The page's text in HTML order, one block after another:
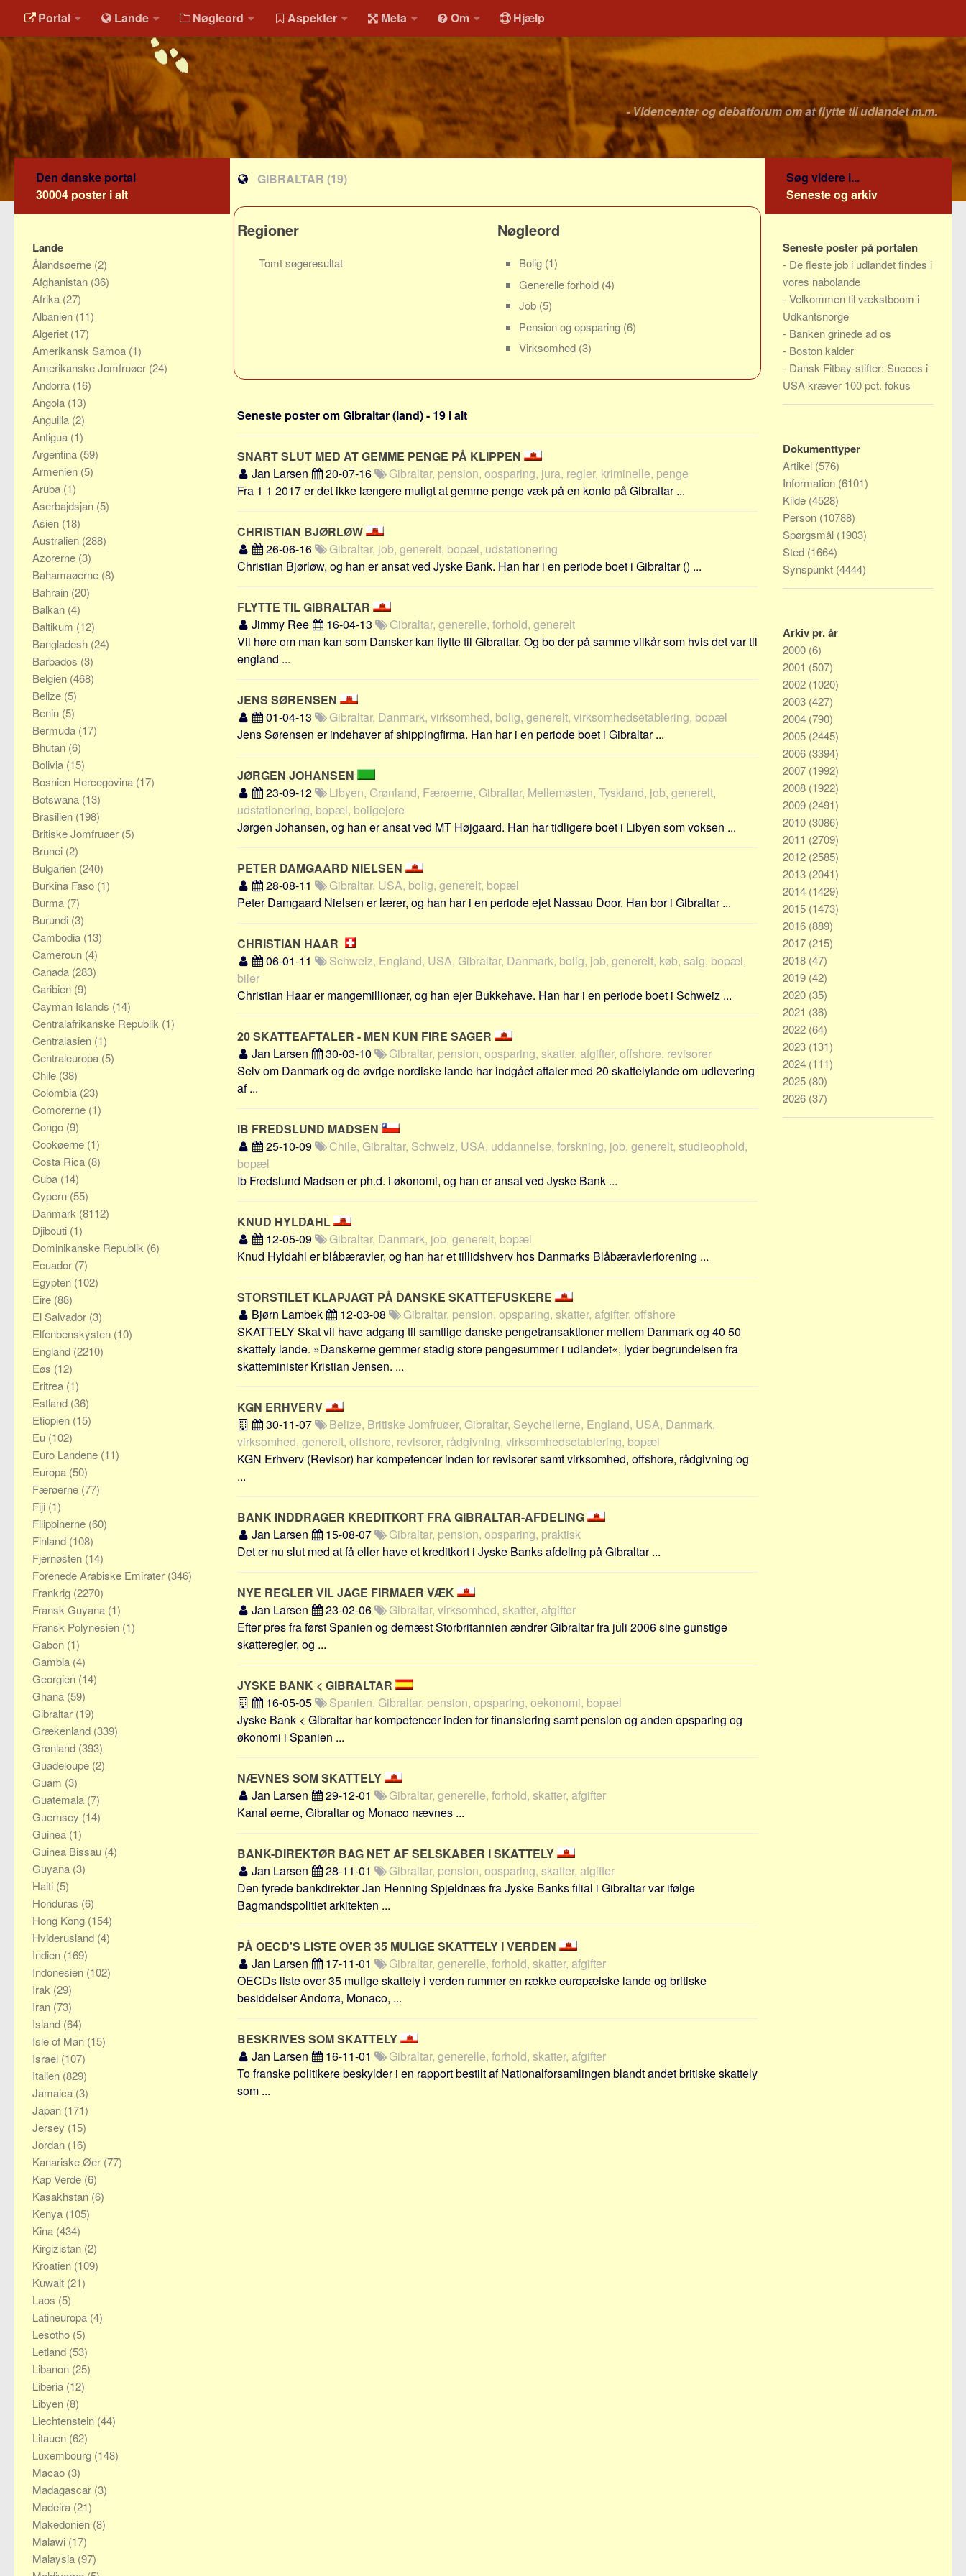
Portal Lande Nøgleord Aspekter Meta Om Hjælp
- Videncenter og debatforum om at flytte til udlandet m.m.
GIBRALTAR (19)
Regioner
Tomt søgeresultat
Nøgleord
Bolig (1)
Generelle forhold (4)
Job (5)
Pension og opsparing (6)
Virksomhed (3)
Seneste poster om Gibraltar (land) - 19 i alt
SNART SLUT MED AT GEMME PENGE PÅ KLIPPEN
Jan Larsen
20-07-16
Gibraltar, pension, opsparing, jura, regler, kriminelle, penge
Fra 1 1 2017 er det ikke længere muligt at gemme penge væk på en konto på Gibraltar ...
CHRISTIAN BJØRLØW
26-06-16
Gibraltar, job, generelt, bopæl, udstationering
Christian Bjørløw, og han er ansat ved Jyske Bank. Han har i en periode boet i Gibraltar () ...
FLYTTE TIL GIBRALTAR
Jimmy Ree
16-04-13
Gibraltar, generelle, forhold, generelt
Vil høre om man kan som Dansker kan flytte til Gibraltar. Og bo der på samme vilkår som hvis det var til
england ...
JENS SØRENSEN
01-04-13
Gibraltar, Danmark, virksomhed, bolig, generelt, virksomhedsetablering, bopæl
Jens Sørensen er indehaver af shippingfirma. Han har i en periode boet i Gibraltar ...
JØRGEN JOHANSEN
23-09-12
Libyen, Grønland, Færøerne, Gibraltar, Mellemøsten, Tyskland, job, generelt,
udstationering, bopæl, boligejere
Jørgen Johansen, og han er ansat ved MT Højgaard. Han har tidligere boet i Libyen som voksen ...
PETER DAMGAARD NIELSEN
28-08-11
Gibraltar, USA, bolig, generelt, bopæl
Peter Damgaard Nielsen er lærer, og han har i en periode ejet Nassau Door. Han bor i Gibraltar ...
CHRISTIAN HAAR
06-01-11
Schweiz, England, USA, Gibraltar, Danmark, bolig, job, generelt, køb, salg, bopæl,
biler
Christian Haar er mangemillionær, og han ejer Bukkehave. Han har i en periode boet i Schweiz ...
20 SKATTEAFTALER - MEN KUN FIRE SAGER
Jan Larsen
30-03-10
Gibraltar, pension, opsparing, skatter, afgifter, offshore, revisorer
Selv om Danmark og de øvrige nordiske lande har indgået aftaler med 20 skattelylande om udlevering
af ...
IB FREDSLUND MADSEN
25-10-09
Chile, Gibraltar, Schweiz, USA, uddannelse, forskning, job, generelt, studieophold,
bopæl
Ib Fredslund Madsen er ph.d. i økonomi, og han er ansat ved Jyske Bank ...
KNUD HYLDAHL
12-05-09
Gibraltar, Danmark, job, generelt, bopæl
Knud Hyldahl er blåbæravler, og han har et tillidshverv hos Danmarks Blåbæravlerforening ...
STORSTILET KLAPJAGT PÅ DANSKE SKATTEFUSKERE
Bjørn Lambek
12-03-08
Gibraltar, pension, opsparing, skatter, afgifter, offshore
SKATTELY Skat vil have adgang til samtlige danske pengetransaktioner mellem Danmark og 40 50
skattely lande. »Danskerne gemmer stadig store pengesummer i udlandet«, lyder begrundelsen fra
skatteminister Kristian Jensen. ...
KGN ERHVERV
30-11-07
Belize, Britiske Jomfruøer, Gibraltar, Seychellerne, England, USA, Danmark,
virksomhed, generelt, offshore, revisorer, rådgivning, virksomhedsetablering, bopæl
KGN Erhverv (Revisor) har kompetencer inden for revisorer samt virksomhed, offshore, rådgivning og
...
BANK INDDRAGER KREDITKORT FRA GIBRALTAR-AFDELING
Jan Larsen
15-08-07
Gibraltar, pension, opsparing, praktisk
Det er nu slut med at få eller have et kreditkort i Jyske Banks afdeling på Gibraltar ...
NYE REGLER VIL JAGE FIRMAER VÆK
Jan Larsen
23-02-06
Gibraltar, virksomhed, skatter, afgifter
Efter pres fra først Spanien og dernæst Storbritannien ændrer Gibraltar fra juli 2006 sine gunstige
skatteregler, og ...
JYSKE BANK < GIBRALTAR
16-05-05
Spanien, Gibraltar, pension, opsparing, oekonomi, bopael
Jyske Bank < Gibraltar har kompetencer inden for finansiering samt pension og anden opsparing og
økonomi i Spanien ...
NÆVNES SOM SKATTELY
Jan Larsen
29-12-01
Gibraltar, generelle, forhold, skatter, afgifter
Kanal øerne, Gibraltar og Monaco nævnes ...
BANK-DIREKTØR BAG NET AF SELSKABER I SKATTELY
Jan Larsen
28-11-01
Gibraltar, pension, opsparing, skatter, afgifter
Den fyrede bankdirektør Jan Henning Spjeldnæs fra Jyske Banks filial i Gibraltar var ifølge
Bagmandspolitiet arkitekten ...
PÅ OECD'S LISTE OVER 35 MULIGE SKATTELY I VERDEN
Jan Larsen
17-11-01
Gibraltar, generelle, forhold, skatter, afgifter
OECDs liste over 35 mulige skattely i verden rummer en række europæiske lande og britiske
besiddelser Andorra, Monaco, ...
BESKRIVES SOM SKATTELY
Jan Larsen
16-11-01
Gibraltar, generelle, forhold, skatter, afgifter
To franske politikere beskylder i en rapport bestilt af Nationalforsamlingen blandt andet britiske skattely
som ...
Den danske portal
30004 poster i alt
Lande
Ålandsøerne (2)
Afghanistan (36)
Afrika (27)
Albanien (11)
Algeriet (17)
Amerikansk Samoa (1)
Amerikanske Jomfruøer (24)
Andorra (16)
Angola (13)
Anguilla (2)
Antigua (1)
Argentina (59)
Armenien (5)
Aruba (1)
Aserbajdsjan (5)
Asien (18)
Australien (288)
Azorerne (3)
Bahamaøerne (8)
Bahrain (20)
Balkan (4)
Baltikum (12)
Bangladesh (24)
Barbados (3)
Belgien (468)
Belize (5)
Benin (5)
Bermuda (17)
Bhutan (6)
Bolivia (15)
Bosnien Hercegovina (17)
Botswana (13)
Brasilien (198)
Britiske Jomfruøer (5)
Brunei (2)
Bulgarien (240)
Burkina Faso (1)
Burma (7)
Burundi (3)
Cambodia (13)
Cameroun (4)
Canada (283)
Caribien (9)
Cayman Islands (14)
Centralafrikanske Republik (1)
Centralasien (1)
Centraleuropa (5)
Chile (38)
Colombia (23)
Comorerne (1)
Congo (9)
Cookøerne (1)
Costa Rica (8)
Cuba (14)
Cypern (55)
Danmark (8112)
Djibouti (1)
Dominikanske Republik (6)
Ecuador (7)
Egypten (102)
Eire (88)
El Salvador (3)
Elfenbenskysten (10)
England (2210)
Eøs (12)
Eritrea (1)
Estland (36)
Etiopien (15)
Eu (102)
Euro Landene (11)
Europa (50)
Færøerne (77)
Fiji (1)
Filippinerne (60)
Finland (108)
Fjernøsten (14)
Forenede Arabiske Emirater (346)
Frankrig (2270)
Fransk Guyana (1)
Fransk Polynesien (1)
Gabon (1)
Gambia (4)
Georgien (14)
Ghana (59)
Gibraltar (19)
Grækenland (339)
Grønland (393)
Guadeloupe (2)
Guam (3)
Guatemala (7)
Guernsey (14)
Guinea (1)
Guinea Bissau (4)
Guyana (3)
Haiti (5)
Honduras (6)
Hong Kong (154)
Hviderusland (4)
Indien (169)
Indonesien (102)
Irak (29)
Iran (73)
Island (64)
Isle of Man (15)
Israel (107)
Italien (829)
Jamaica (3)
Japan (171)
Jersey (15)
Jordan (16)
Kanariske Øer (77)
Kap Verde (6)
Kasakhstan (6)
Kenya (105)
Kina (434)
Kirgizistan (2)
Kroatien (109)
Kuwait (21)
Laos (5)
Latineuropa (4)
Lesotho (5)
Letland (53)
Libanon (25)
Liberia (12)
Libyen (8)
Liechtenstein (44)
Litauen (62)
Luxembourg (148)
Macao (3)
Madagascar (3)
Madeira (21)
Makedonien (8)
Malawi (17)
Malaysia (97)
Søg videre i...
Seneste og arkiv
Seneste poster på portalen
- De fleste job i udlandet findes i
vores nabolande
-Velkommen til vækstboom i
Udkantsnorge
- Banken grinede ad os
- Boston kalder
- Dansk Fitbay-stifter: Succes i
USA kræver 100 pct. fokus
Dokumenttyper
Artikel (576)
Information (6101)
Kilde (4528)
Person (10788)
Spørgsmål (1903)
Sted (1664)
Synspunkt (4444)
Arkiv pr. år
2000 (6)
2001 (507)
2002 (1020)
2003 (427)
2004 (790)
2005 (2445)
2006 (3394)
2007 (1992)
2008 (1922)
2009 (2491)
2010 (3086)
2011 (2709)
2012 (2585)
2013 (2041)
2014 (1429)
2015 (1473)
2016 (889)
2017 (215)
2018 (47)
2019 (42)
2020 (35)
2021 (36)
2022 (64)
2023 (131)
2024 (111)
2025 (80)
2026 (37)